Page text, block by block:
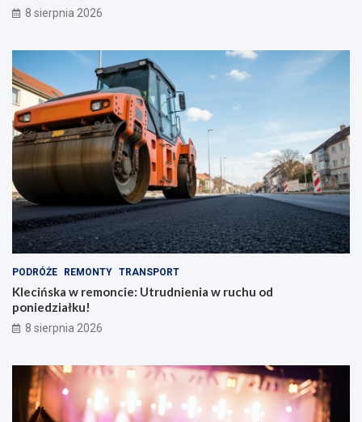
8 sierpnia 2026
PODRÓŻE REMONTY TRANSPORT
Klecińska w remoncie: Utrudnienia w ruchu od
poniedziałku!
8 sierpnia 2026